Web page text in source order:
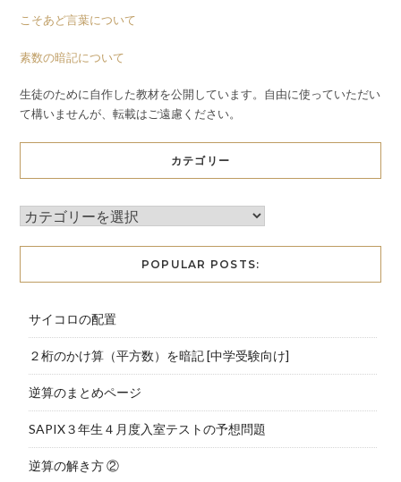
こそあど言葉について
素数の暗記について
生徒のために自作した教材を公開しています。自由に使っていただい
て構いませんが、転載はご遠慮ください。
カテゴリー
POPULAR POSTS:
サイコロの配置
２桁のかけ算（平方数）を暗記 [中学受験向け]
逆算のまとめページ
SAPIX３年生４月度入室テストの予想問題
逆算の解き方 ②